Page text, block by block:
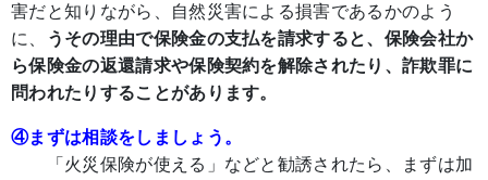
害だと知りながら、自然災害による損害であるかのよう
に、
うその理由で保険金の支払を請求すると、保険会社か
ら保険金の返還請求や保険契約を解除されたり、詐欺罪に
問われたりすることがあります。
④まずは相談をしましょう。
「火災保険が使える」などと勧誘されたら、まずは加